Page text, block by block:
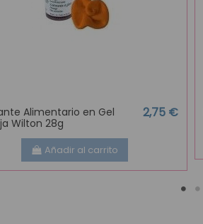
Alimentario en Gel
Wilton 28g
2,75 €
Añadir al carrito